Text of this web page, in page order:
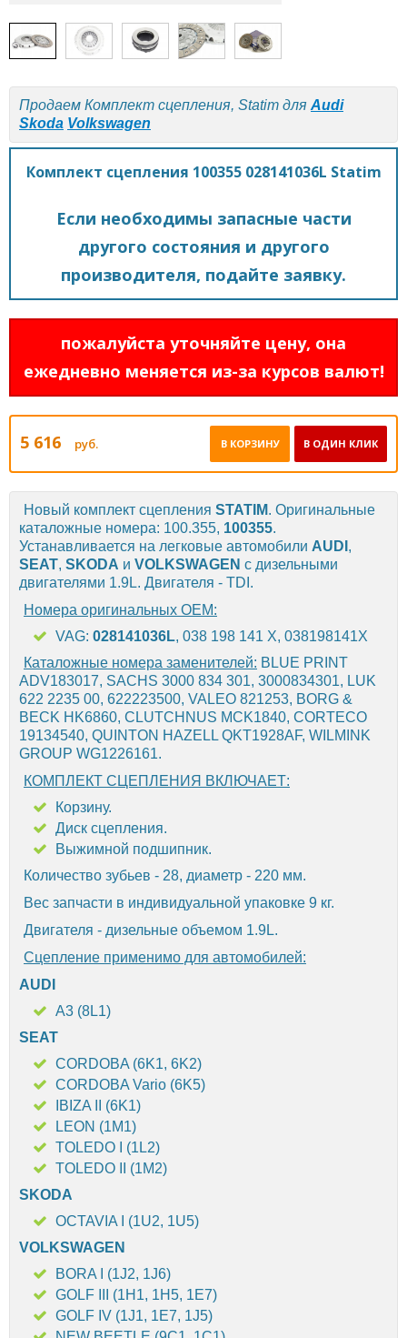
Продаем Комплект сцепления, Statim для Audi
Skoda Volkswagen
Комплект сцепления 100355 028141036L Statim
Если необходимы запасные части
другого состояния и другого
производителя, подайте заявку.
пожалуйста уточняйте цену, она
ежедневно меняется из-за курсов валют!
5 616 руб. В ОДИН КЛИК
В КОРЗИНУ
Новый комплект сцепления STATIM. Оригинальные
каталожные номера: 100.355, 100355.
Устанавливается на легковые автомобили AUDI ,
SEAT, SKODA и VOLKSWAGEN с дизельными
двигателями 1.9L. Двигателя - TDI.
Номера оригинальных OEM:
VAG: 028141036L, 038 198 141 X, 038198141X
Каталожные номера заменителей: BLUE PRINT
ADV183017, SACHS 3000 834 301, 3000834301, LUK
622 2235 00, 622223500, VALEO 821253, BORG &
BECK HK6860, CLUTCHNUS MCK1840, CORTECO
19134540, QUINTON HAZELL QKT1928AF, WILMINK
GROUP WG1226161.
КОМПЛЕКТ СЦЕПЛЕНИЯ ВКЛЮЧАЕТ:
Корзину.
Диск сцепления.
Выжимной подшипник.
Количество зубьев - 28, диаметр - 220 мм.
Вес запчасти в индивидуальной упаковке 9 кг.
Двигателя - дизельные объемом 1.9L.
Сцепление применимо для автомобилей:
AUDI
A3 (8L1)
SEAT
CORDOBA (6K1, 6K2)
CORDOBA Vario (6K5)
IBIZA II (6K1)
LEON (1M1)
TOLEDO I (1L2)
TOLEDO II (1M2)
SKODA
OCTAVIA I (1U2, 1U5)
VOLKSWAGEN
BORA I (1J2, 1J6)
GOLF III (1H1, 1H5, 1E7)
GOLF IV (1J1, 1E7, 1J5)